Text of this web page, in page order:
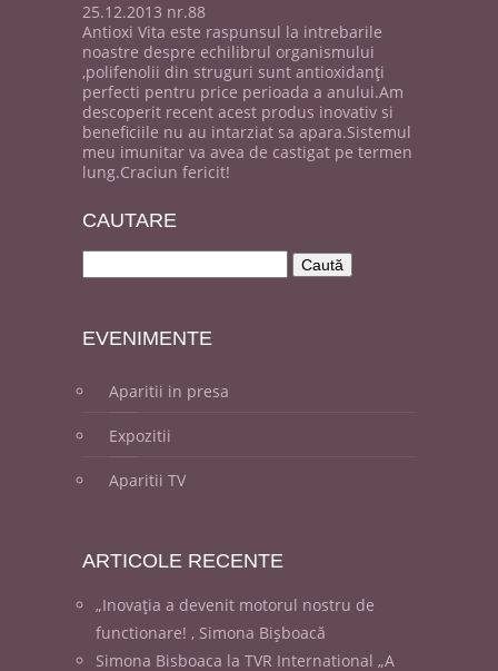
25.12.2013 nr.88
Antioxi Vita este raspunsul la intrebarile
noastre despre echilibrul organismului
,polifenolii din struguri sunt antioxidanţi
perfecti pentru price perioada a anului.Am
descoperit recent acest produs inovativ si
beneficiile nu au intarziat sa apara.Sistemul
meu imunitar va avea de castigat pe termen
lung.Craciun fericit!
CAUTARE
EVENIMENTE
Aparitii in presa
Expozitii
Aparitii TV
ARTICOLE RECENTE
„Inovația a devenit motorul nostru de
functionare! , Simona Bișboacă
Simona Bisboaca la TVR International „A